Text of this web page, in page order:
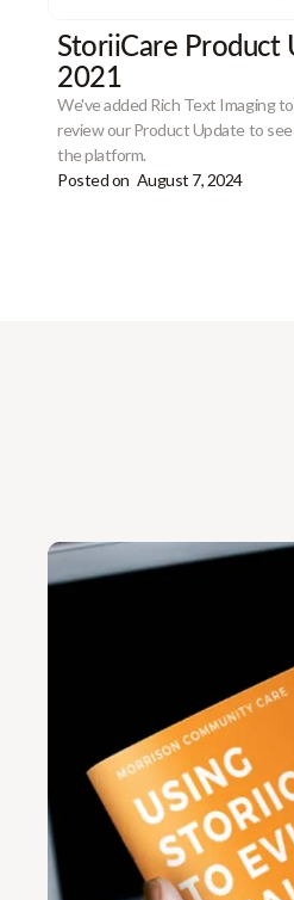
StoriiCare Product
2021
We've added Rich Text Imaging
review our Product Update to
the platform.
Posted on August 7, 2024